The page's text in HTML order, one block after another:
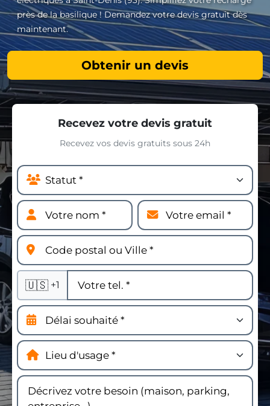
près de la basilique ! Demandez votre devis gratuit dès
maintenant.
Obtenir un devis
Recevez votre devis gratuit
Recevez vos devis gratuits sous 24h
🇺🇸 +1